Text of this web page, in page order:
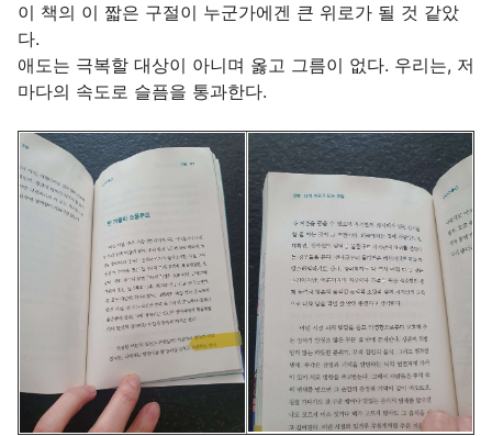
이 책의 이 짧은 구절이 누군가에겐 큰 위로가 될 것 같았
다.
애도는 극복할 대상이 아니며 옳고 그름이 없다. 우리는, 저
마다의 속도로 슬픔을 통과한다.